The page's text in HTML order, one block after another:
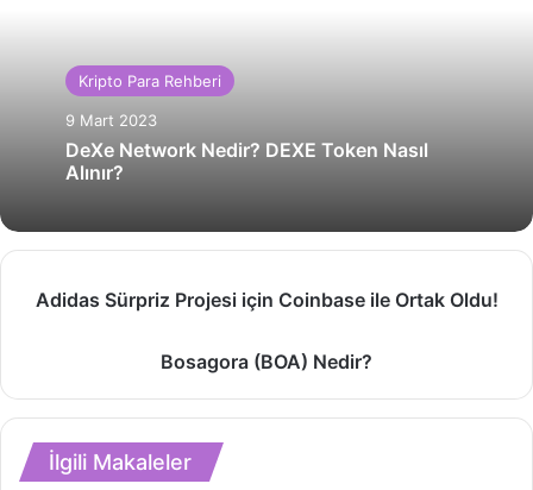
Kripto Para Rehberi
9 Mart 2023
DeXe Network Nedir? DEXE Token Nasıl
Alınır?
Sürpriz
Oldu!
Adidas Sürpriz Projesi için Coinbase ile Ortak Oldu!
Nedir?
Bosagora (BOA) Nedir?
İlgili Makaleler